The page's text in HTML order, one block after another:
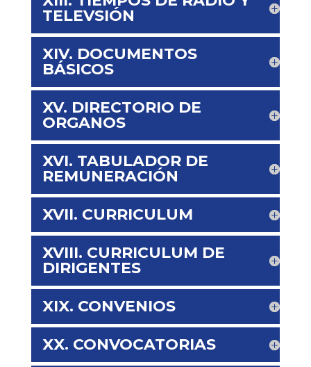
TELEVSIÓN
XIV. DOCUMENTOS
BÁSICOS
XV. DIRECTORIO DE
ORGANOS
XVI. TABULADOR DE
REMUNERACIÓN
XVII. CURRICULUM
XVIII. CURRICULUM DE
DIRIGENTES
XIX. CONVENIOS
XX. CONVOCATORIAS